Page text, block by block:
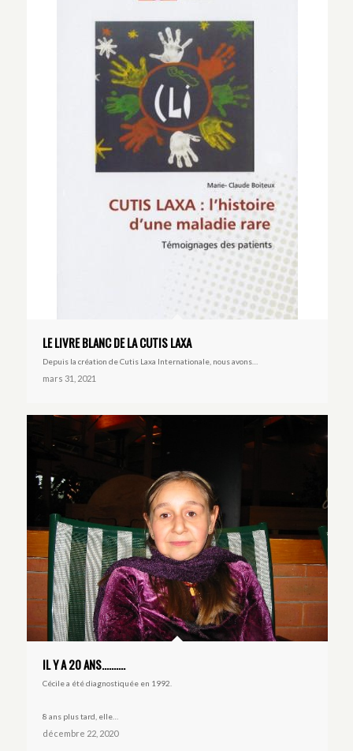
LE LIVRE BLANC DE LA CUTIS LAXA
Depuis la création de Cutis Laxa Internationale, nous avons…
mars 31, 2021
IL Y A 20 ANS……….
Cécile a été diagnostiquée en 1992.
8 ans plus tard, elle…
décembre 22, 2020